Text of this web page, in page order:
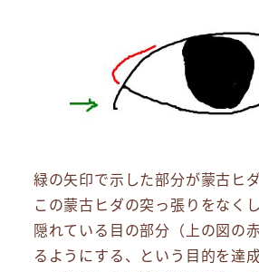
緑の矢印で示した部分が蒙古ヒ
この蒙古ヒダの突っ張りをなく
隠れている目の部分（上の図の
るようにする、という目的を達